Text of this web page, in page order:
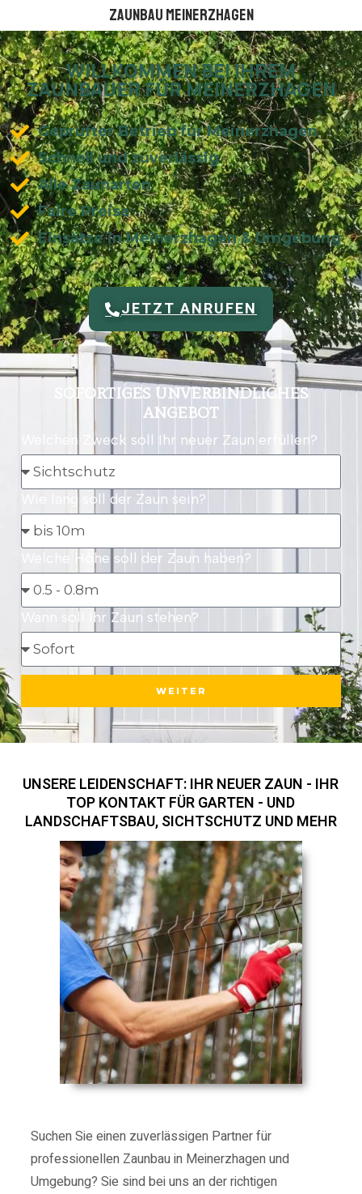
Zaunbau Meinerzhagen
WILLKOMMEN BEI IHREM
ZAUNBAUER FÜR MEINERZHAGEN
Geprüfter Betrieb für Meinerzhagen
Schnell und zuverlässig
Alle Zaunarten
Faire Preise
Einsätze in Meinerzhagen & Umgebung
JETZT ANRUFEN
SOFORTIGES UNVERBINDLICHES
ANGEBOT
Welchen Zweck soll Ihr neuer Zaun erfüllen?
Wie lang soll der Zaun sein?
Welche Höhe soll der Zaun haben?
Wann soll Ihr Zaun stehen?
WEITER
UNSERE LEIDENSCHAFT: IHR NEUER ZAUN - IHR
TOP KONTAKT FÜR GARTEN - UND
LANDSCHAFTSBAU, SICHTSCHUTZ UND MEHR
Suchen Sie einen zuverlässigen Partner für
professionellen Zaunbau in Meinerzhagen und
Umgebung? Sie sind bei uns an der richtigen